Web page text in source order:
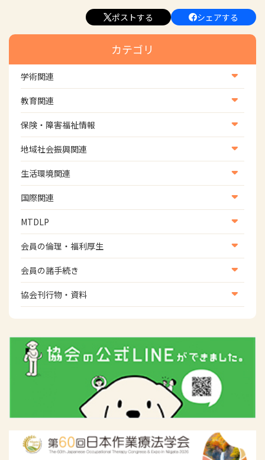
ポストする シェアする
カテゴリ
学術関連
学術・研究
学会
学術誌
教育関連
養成教育
生涯教育
研修会
協会認定資格試験・審査会情報
保険・障害福祉情報
医療保険情報
介護保険情報
児童福祉・障害福祉情報
地域社会振興関連
地域社会振興部地域事業支援課【認知症対策班】
地域社会振興部地域事業支援課【地域包括ケア推進班】
地域社会振興部地域事業支援課【運転と地域移動推進
班】
スポーツ振興関連
災害対策関連
生活環境関連
生活環境・福祉用具支援
国際関連
国際関連
WFOT等海外関連情報
MTDLP
MTDLP室
会員の倫理・福利厚生
会員向け団体保険のご案内
女性相談窓口
倫理関連情報
会員の諸手続き
会員の諸手続き
協会刊行物・資料
広報活動について
主な協会資料